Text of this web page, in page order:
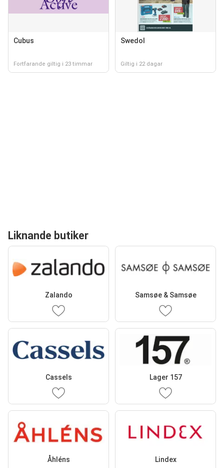
Cubus
Fortfarande giltig i 23 timmar
Swedol
Giltig i 22 dagar
Liknande butiker
Zalando Samsøe & Samsøe
Cassels Lager 157
Åhléns Lindex